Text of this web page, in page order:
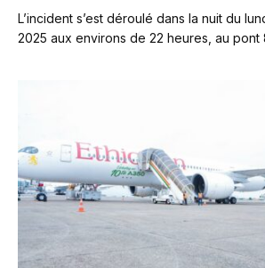
L’incident s’est déroulé dans la nuit du
2025 aux environs de 22 heures, au